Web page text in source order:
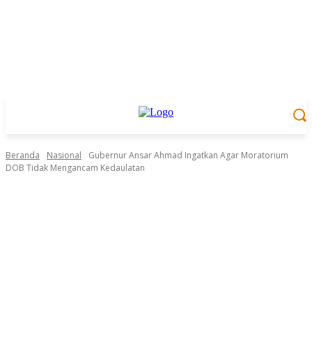
Beranda Nasional
Gubernur Ansar Ahmad Ingatkan Agar Moratorium
DOB Tidak Mengancam Kedaulatan